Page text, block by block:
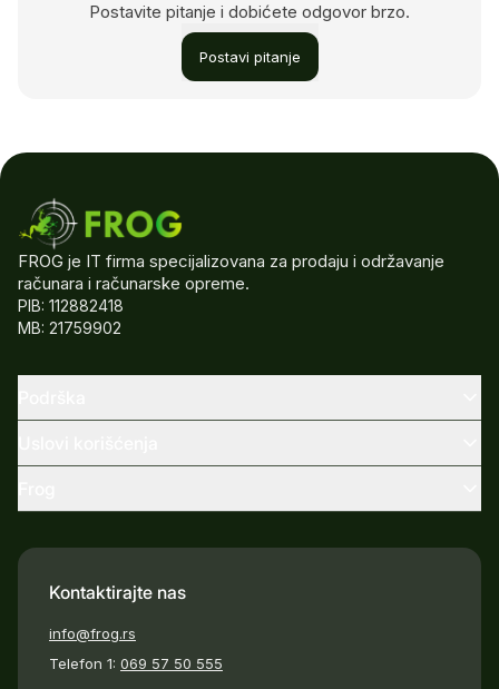
Postavite pitanje i dobićete odgovor brzo.
Postavi pitanje
FROG je IT firma specijalizovana za prodaju i održavanje
računara i računarske opreme.
PIB: 112882418
MB: 21759902
Kontaktirajte nas
info@frog.rs
Telefon 1: 069 57 50 555